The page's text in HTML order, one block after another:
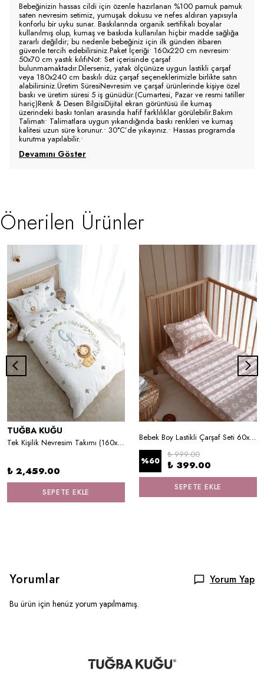
Bebeğinizin hassas cildi için özenle hazırlanan %100 pamuk pamuk
saten nevresim setimiz, yumuşak dokusu ve nefes aldıran yapısıyla
konforlu bir uyku sunar. Baskılarında organik sertifikalı boyalar
kullanılmış olup, kumaş ve baskıda kullanılan hiçbir madde sağlığa
zararlı değildir; bu nedenle bebeğiniz için ilk günden itibaren
güvenle tercih edebilirsiniz.Paket İçeriği• 160x220 cm nevresim•
50x70 cm yastık kılıfıNot: Set içerisinde çarşaf
bulunmamaktadır.Dilerseniz, yatak ölçünüze uygun lastikli çarşaf
veya 180x240 cm baskılı düz çarşaf seçeneklerimizle birlikte satın
alabilirsiniz.Üretim SüresiNevresim ve çarşaf ürünlerinde kişiye özel
baskı ve üretim süresi 5 iş günüdür.(Cumartesi, Pazar ve resmi tatiller
hariç)Renk & Desen BilgisiDijital ekran görüntüsü ile kumaş
üzerindeki baskı tonları arasında hafif farklılıklar görülebilir.Bakım
Talimatı• Talimatlara uygun yıkandığında baskı renkleri ve kumaş
kalitesi uzun süre korunur.• 30°C’de yıkayınız.• Hassas programda
kurutma yapılabilir.•
Devamını Göster
Önerilen Ürünler
TUĞBA KUĞU
Tek Kişilik Nevresim Takımı (160x220) - Little Lion Series - GHarfi
₺ 2,459.00
SEPETE EKLE
Bebek Boy Lastikli Çarşaf Seti 60x120 cm - Daisy
%60
₺ 999.00
₺ 399.00
SEPETE EKLE
Yorumlar Yorum Yap
Bu ürün için henüz yorum yapılmamış.